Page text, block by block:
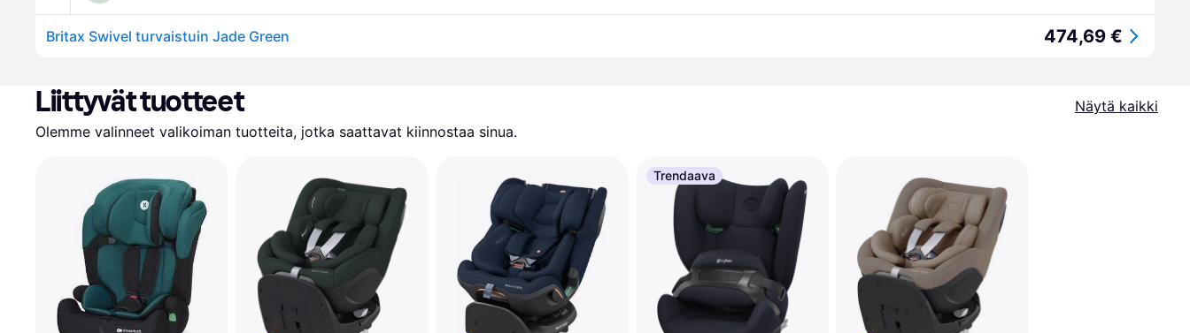
Britax Swivel turvaistuin Jade Green 474,69 €
Liittyvät tuotteet
Näytä kaikki
Olemme valinneet valikoiman tuotteita, jotka saattavat kiinnostaa sinua.
Trendaava